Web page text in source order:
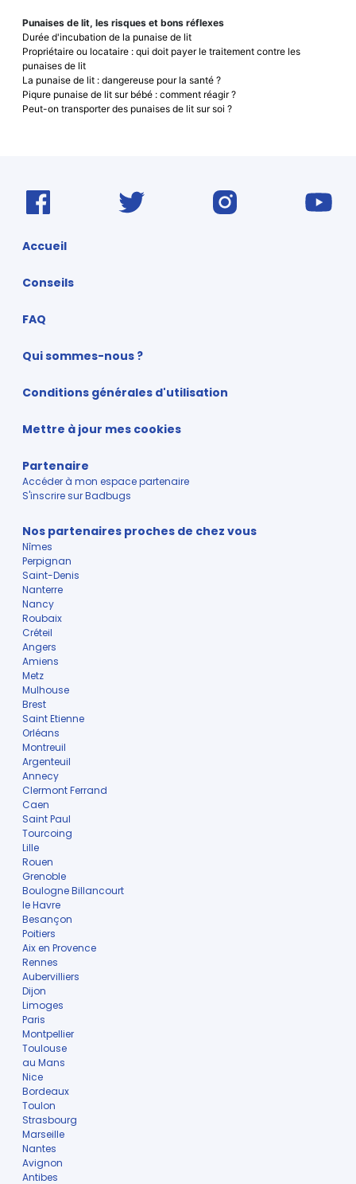
Punaises de lit, les risques et bons réflexes
Durée d'incubation de la punaise de lit
Propriétaire ou locataire : qui doit payer le traitement contre les
punaises de lit
La punaise de lit : dangereuse pour la santé ?
Piqure punaise de lit sur bébé : comment réagir ?
Peut-on transporter des punaises de lit sur soi ?
Accueil
Conseils
FAQ
Qui sommes-nous ?
Conditions générales d'utilisation
Mettre à jour mes cookies
Partenaire
Accéder à mon espace partenaire
S'inscrire sur Badbugs
Nos partenaires proches de chez vous
Nîmes
Perpignan
Saint-Denis
Nanterre
Nancy
Roubaix
Créteil
Angers
Amiens
Metz
Mulhouse
Brest
Saint Etienne
Orléans
Montreuil
Argenteuil
Annecy
Clermont Ferrand
Caen
Saint Paul
Tourcoing
Lille
Rouen
Grenoble
Boulogne Billancourt
le Havre
Besançon
Poitiers
Aix en Provence
Rennes
Aubervilliers
Dijon
Limoges
Paris
Montpellier
Toulouse
au Mans
Nice
Bordeaux
Toulon
Strasbourg
Marseille
Nantes
Avignon
Antibes